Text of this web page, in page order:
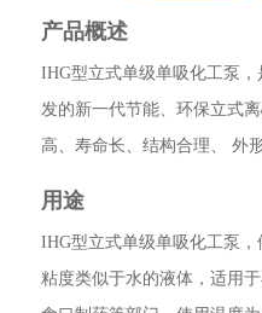
产品概述
IHG型立式单级单吸化工泵
发的新一代节能、环保立式
高、寿命长、结构合理、 外
用途
IHG型立式单级单吸化工泵，
粘度类似于水的液体，适用